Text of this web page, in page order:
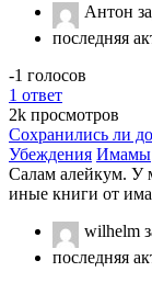
Антон
последняя
-1 голосов
1 ответ
2k просмотров
Сохранились ли
Убеждения Имамы
Салам алейкум. У
иные книги от
wilhelm
последняя